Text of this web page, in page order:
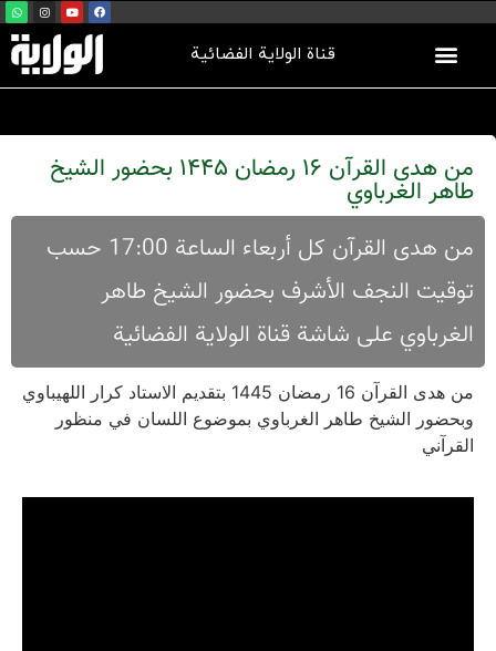
قناة الولاية الفضائية
من هدى القرآن 16 رمضان 1445 بحضور الشيخ
طاهر الغرباوي
من هدی القرآن کل أربعاء الساعة 17:00 حسب
توقیت النجف الأشرف بحضور الشیخ طاهر
الغرباوي علی شاشة قناة الولایة الفضائیة
من هدى القرآن 16 رمضان 1445 بتقديم الاستاد كرار اللهيباوي
وبحضور الشيخ طاهر الغرباوي بموضوع اللسان في منظور
القرآني